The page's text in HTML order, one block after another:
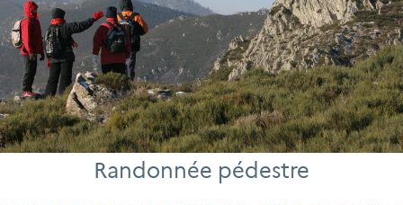
Randonnée pédestre